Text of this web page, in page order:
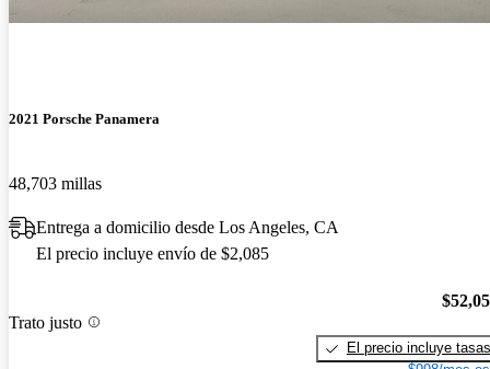
2021 Porsche Panamera
48,703 millas
Entrega a domicilio desde Los Angeles, CA
El precio incluye envío de $2,085
Trato justo
El precio incluye tasas